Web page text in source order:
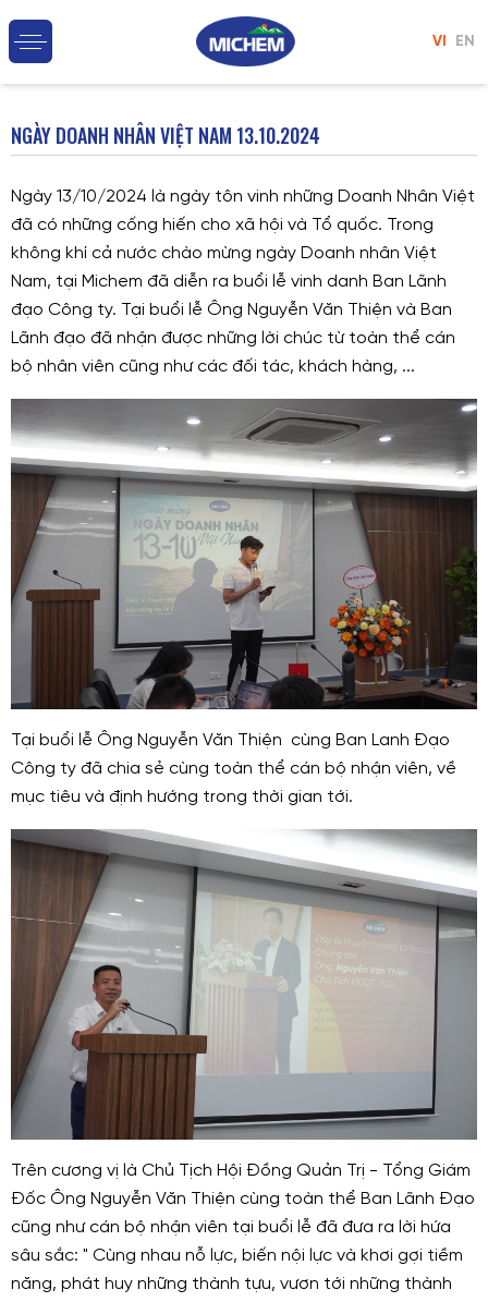
VI EN
NGÀY DOANH NHÂN VIỆT NAM 13.10.2024
Ngày 13/10/2024 là ngày tôn vinh những Doanh Nhân Việt
đã có những cống hiến cho xã hội và Tổ quốc. Trong
không khí cả nước chào mừng ngày Doanh nhân Việt
Nam, tại Michem đã diễn ra buổi lễ vinh danh Ban Lãnh
đạo Công ty. Tại buổi lễ Ông Nguyễn Văn Thiện và Ban
Lãnh đạo đã nhận được những lời chúc từ toàn thể cán
bộ nhân viên cũng như các đối tác, khách hàng, ...
Tại buổi lễ Ông Nguyễn Văn Thiện cùng Ban Lanh Đạo
Công ty đã chia sẻ cùng toàn thể cán bộ nhận viên, về
mục tiêu và định hướng trong thời gian tới.
Trên cương vị là Chủ Tịch Hội Đồng Quản Trị - Tổng Giám
Đốc Ông Nguyễn Văn Thiện cùng toàn thể Ban Lãnh Đạo
cũng như cán bộ nhận viên tại buổi lễ đã đưa ra lời hứa
sâu sắc: " Cùng nhau nỗ lực, biến nội lực và khơi gợi tiềm
năng, phát huy những thành tựu, vươn tới những thành